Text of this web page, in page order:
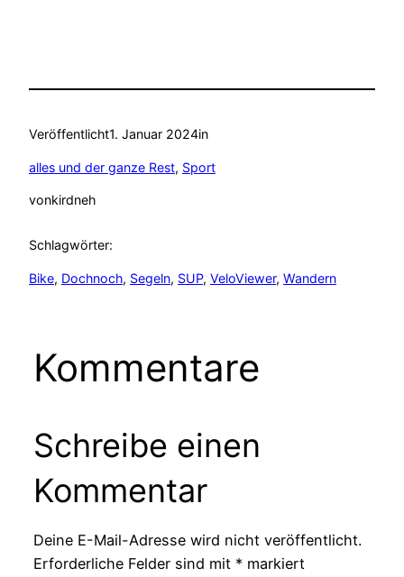
Veröffentlicht1. Januar 2024in
alles und der ganze Rest, Sport
vonkirdneh
Schlagwörter:
Bike, Dochnoch, Segeln, SUP, VeloViewer, Wandern
Kommentare
Schreibe einen
Kommentar
Deine E-Mail-Adresse wird nicht veröffentlicht.
Erforderliche Felder sind mit * markiert